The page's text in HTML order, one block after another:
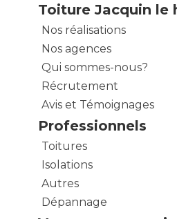
Toiture Jacquin le
Nos réalisations
Nos agences
Qui sommes-nous?
Récrutement
Avis et Témoignages
Professionnels
Toitures
Isolations
Autres
Dépannage